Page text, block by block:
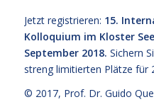
Jetzt registrieren: 15.
Kolloquium im Kloster
September 2018. Sichern
streng limitierten Plätze für
© 2017, Prof. Dr. Guido